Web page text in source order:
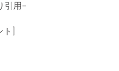
引用-
ト]